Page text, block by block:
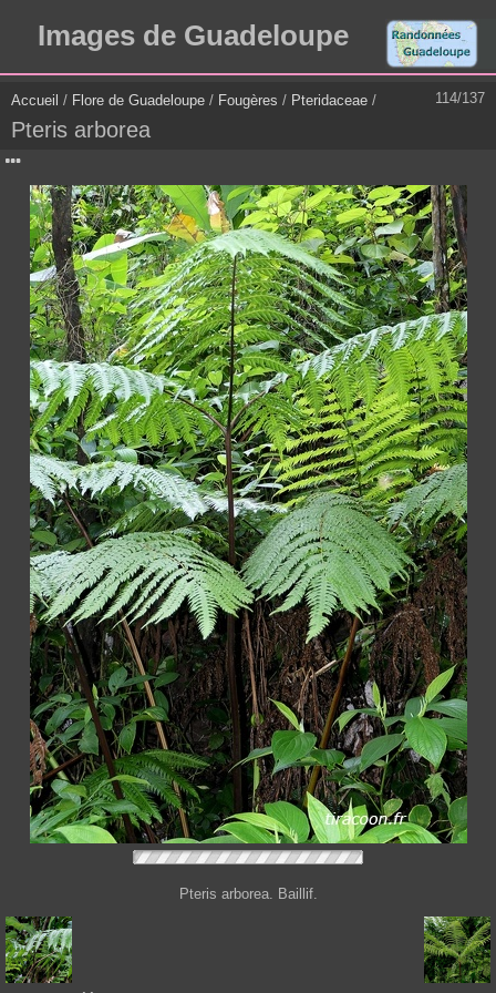
Images de Guadeloupe
114/137
Accueil / Flore de Guadeloupe / Fougères / Pteridaceae /
Pteris arborea
Pteris arborea. Baillif.